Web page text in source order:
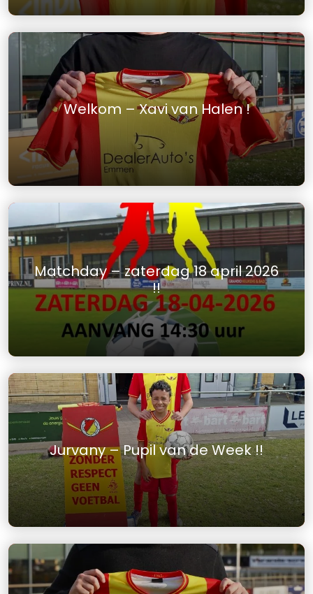
Welkom – Xavi van Halen !
Matchday – zaterdag 18 april 2026
!!
Jurvany – Pupil van de Week !!